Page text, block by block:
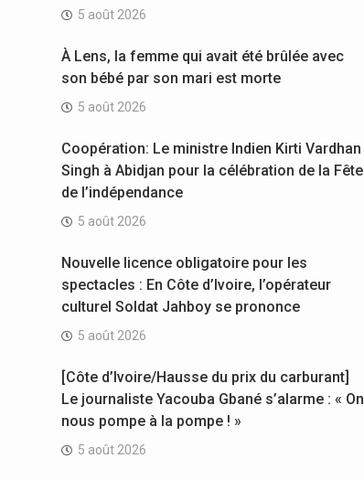
5 août 2026
À Lens, la femme qui avait été brûlée avec
son bébé par son mari est morte
5 août 2026
Coopération: Le ministre Indien Kirti Vardhan
Singh à Abidjan pour la célébration de la Fête
de l’indépendance
5 août 2026
Nouvelle licence obligatoire pour les
spectacles : En Côte d’Ivoire, l’opérateur
culturel Soldat Jahboy se prononce
5 août 2026
[Côte d’Ivoire/Hausse du prix du carburant]
Le journaliste Yacouba Gbané s’alarme : « On
nous pompe à la pompe ! »
5 août 2026